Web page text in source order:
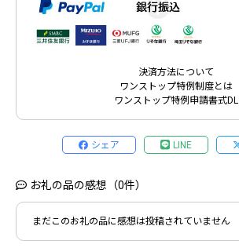
決済方法について
ワンストップ特例制度とは
ワンストップ特例申請書式DL
シェア LINE
お礼の品の感想（0件）
まだこのお礼の品に感想は投稿されていません